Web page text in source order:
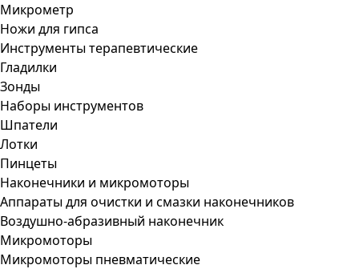
Микрометр
Ножи для гипса
Инструменты терапевтические
Гладилки
Зонды
Наборы инструментов
Шпатели
Лотки
Пинцеты
Наконечники и микромоторы
Аппараты для очистки и смазки наконечников
Воздушно-абразивный наконечник
Микромоторы
Микромоторы пневматические